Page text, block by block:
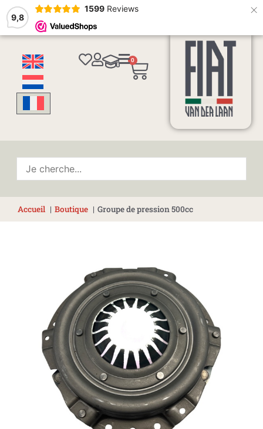
9,8
1599 Reviews ×
0
Panier
Accueil Boutique Groupe de pression 500cc